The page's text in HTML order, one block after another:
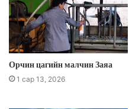
Орчин цагийн малчин Заяа
1 сар 13, 2026